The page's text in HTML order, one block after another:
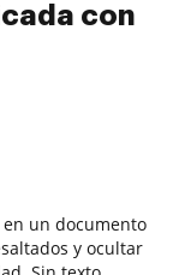
con
un documento
y ocultar